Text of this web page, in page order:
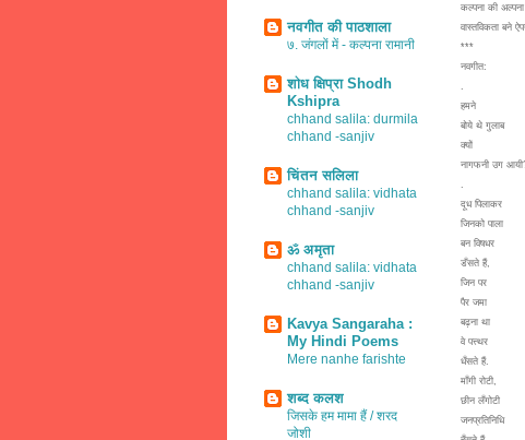
कल्पना की अल्पना
वास्तविकता बने
***
नवगीत:
हमने
बोये थे गुलाब
क्यों
नागफनी उग
दूध पिलाकर
जिनको पाला
बन विषधर
डँसते हैं,
जिन पर
पैर जमा
बढ़ना था
वे पत्त्थर
धँसते हैं.
माँगी रोटी,
छीन लँगोटी
जनप्रतिनिधि
नवगीत की पाठशाला
७. जंगलों में - कल्पना रामानी
शोध क्षिप्रा Shodh
Kshipra
chhand salila: durmila
chhand -sanjiv
चिंतन सलिला
chhand salila: vidhata
chhand -sanjiv
ॐ अमृता
chhand salila: vidhata
chhand -sanjiv
Kavya Sangaraha :
My Hindi Poems
Mere nanhe farishte
शब्द कलश
जिसके हम मामा हैं / शरद
जोशी